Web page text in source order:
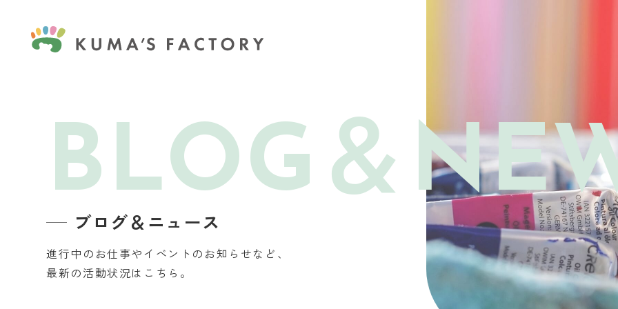
BLOG＆
ブログ＆ニュース
進行中のお仕事やイベントのお知らせなど、
最新の活動状況はこちら。